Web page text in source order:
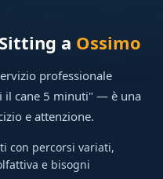
a Ossimo
professionale
il cane 5 minuti" — è una
e attenzione.
con percorsi variati,
e bisogni